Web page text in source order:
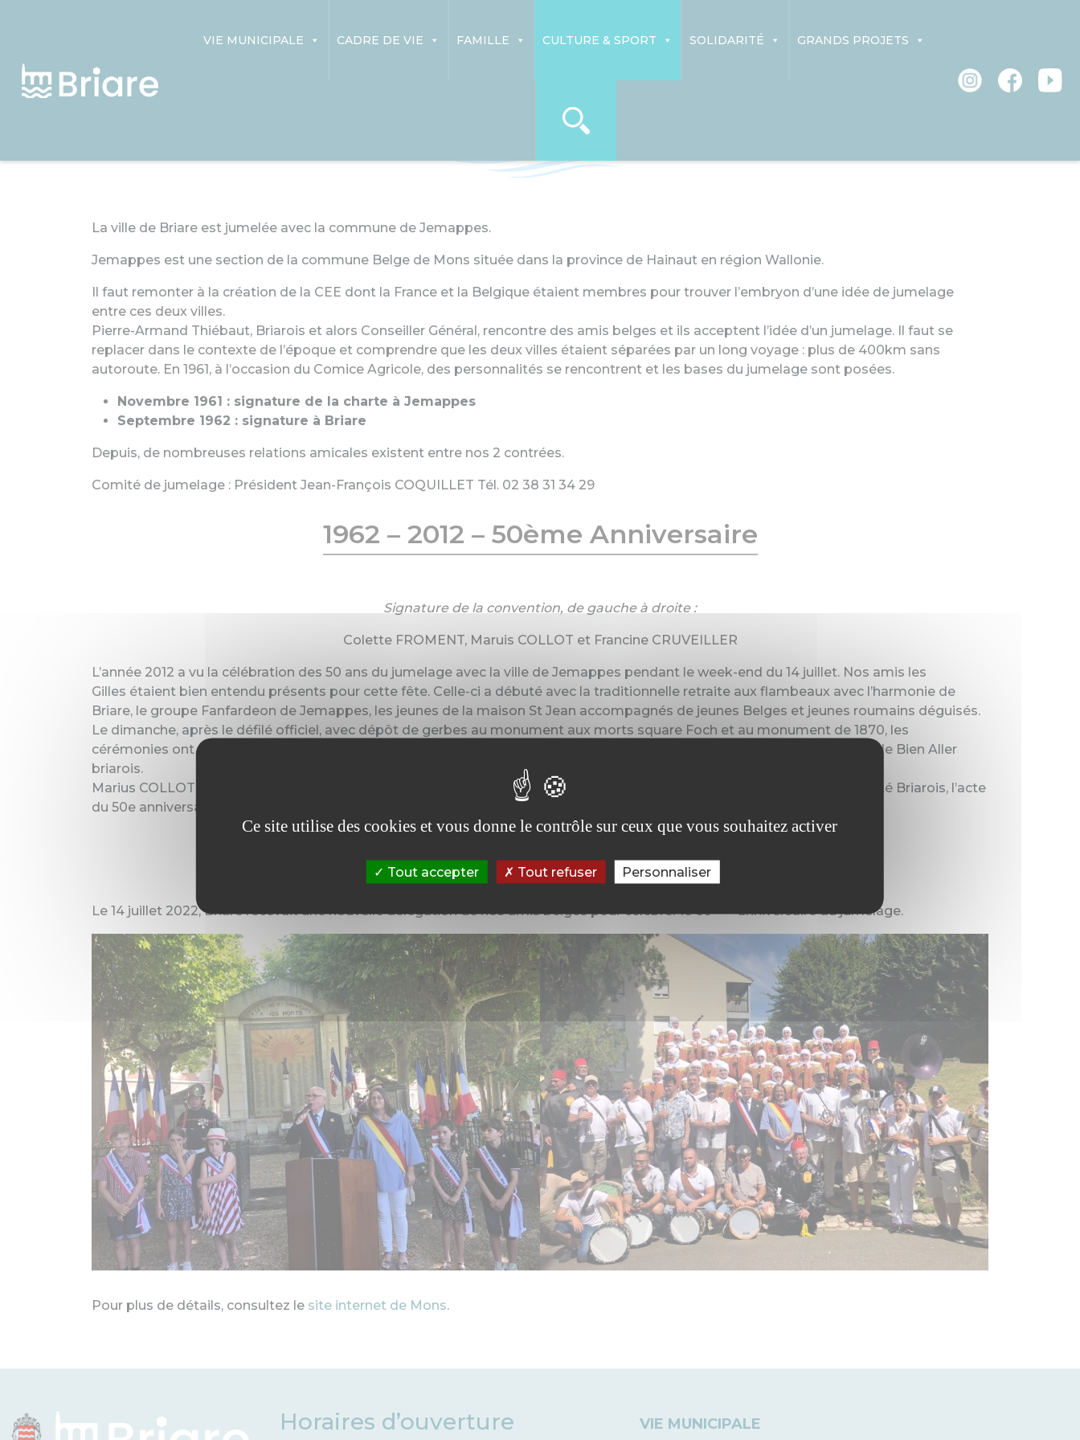
VIE MUNICIPALE CADRE DE VIE FAMILLE CULTURE & SPORT SOLIDARITÉ GRANDS PROJETS
Jumelage
La ville de Briare est jumelée avec la commune de Jemappes.
Jemappes est une section de la commune Belge de Mons située dans la province de Hainaut en région Wallonie.
Il faut remonter à la création de la CEE dont la France et la Belgique étaient membres pour trouver l’embryon d’une idée de jumelage
entre ces deux villes.
Pierre-Armand Thiébaut, Briarois et alors Conseiller Général, rencontre des amis belges et ils acceptent l’idée d’un jumelage. Il faut se
replacer dans le contexte de l’époque et comprendre que les deux villes étaient séparées par un long voyage : plus de 400km sans
autoroute. En 1961, à l’occasion du Comice Agricole, des personnalités se rencontrent et les bases du jumelage sont posées.
Novembre 1961 : signature de la charte à Jemappes
Septembre 1962 : signature à Briare
Depuis, de nombreuses relations amicales existent entre nos 2 contrées.
Comité de jumelage : Président Jean-François COQUILLET Tél. 02 38 31 34 29
1962 – 2012 – 50ème Anniversaire
Signature de la convention, de gauche à droite :
Colette FROMENT, Maruis COLLOT et Francine CRUVEILLER
L’année 2012 a vu la célébration des 50 ans du jumelage avec la ville de Jemappes pendant le week-end du 14 juillet. Nos amis les
Gilles étaient bien entendu présents pour cette fête. Celle-ci a débuté avec la traditionnelle retraite aux flambeaux avec l’harmonie de
Briare, le groupe Fanfardeon de Jemappes, les jeunes de la maison St Jean accompagnés de jeunes Belges et jeunes roumains déguisés.
Le dimanche, après le défilé officiel, avec dépôt de gerbes au monument aux morts square Foch et au monument de 1870, les
cérémonies ont continué dans les jardins du Château Trousse Barrière animées par l’harmonie de Briare, la Fanfardeon et le Bien Aller
briarois.
Marius COLLOT a signé avec Mme CRUVEILLER, représentante de Jemappes et de Mme FROMENT, présidente du Comité Briarois, l’acte
du 50e anniversaire du jumelage.
2022 : 60 ans du jumelage
Le 14 juillet 2022, Briare recevait une nouvelle délégation de nos amis belges pour célébrer le 60 anniversaire du jumelage.
Pour plus de détails, consultez le site internet de Mons.
Horaires d’ouverture
VIE MUNICIPALE
Ce site utilise des cookies et vous donne le contrôle sur ceux que vous souhaitez activer
Tout accepter Tout refuser Personnaliser